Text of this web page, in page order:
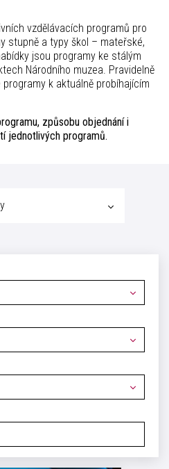
vzdělávacích programů pro
stupně a typy škol – mateřské,
jsou programy ke stálým
Národního muzea. Pravidelně
k aktuálně probíhajícím
způsobu objednání i
jednotlivých programů.